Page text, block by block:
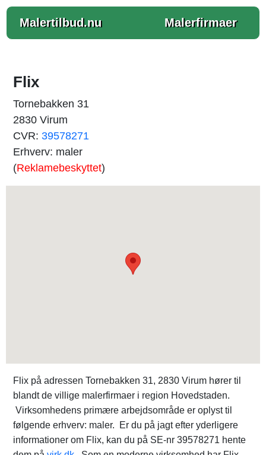
Malertilbud.nu Malerfirmaer
Flix
Tornebakken 31
2830 Virum
CVR: 39578271
Erhverv: maler
(Reklamebeskyttet)
Flix på adressen Tornebakken 31, 2830 Virum hører til
blandt de villige malerfirmaer i region Hovedstaden.
Virksomhedens primære arbejdsområde er oplyst til
følgende erhverv: maler. Er du på jagt efter yderligere
informationer om Flix, kan du på SE-nr 39578271 hente